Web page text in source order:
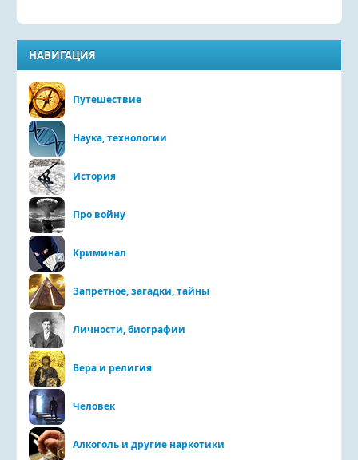
НАВИГАЦИЯ
Путешествие
Наука, технологии
История
Про войну
Криминал
Запретное, загадки, тайны
Личности, биографии
Вера и религия
Человек
Алкоголь и другие наркотики